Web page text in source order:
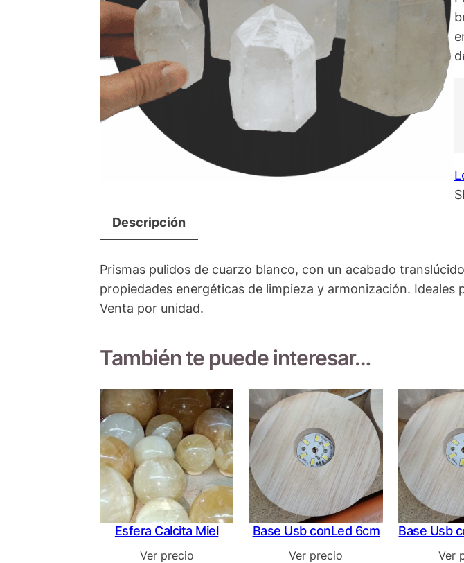
Descripción
Prismas pulidos de cuarzo blanco, con un acabado
propiedades energéticas de limpieza y armonización.
Venta por unidad.
También te puede interesar…
Esfera Calcita Miel
Ver precio
Base Usb conLed 6cm
Ver precio
Base Usb
Ver